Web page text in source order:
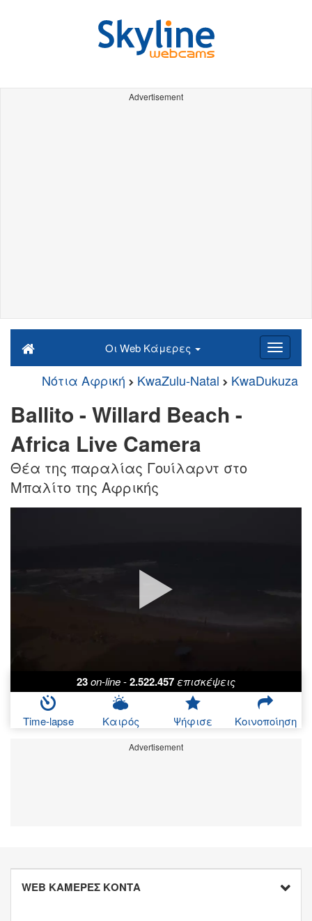
Advertisement
Οι Web Κάμερες
Νότια Αφρική KwaZulu-Natal KwaDukuza
Ballito - Willard Beach -
Africa Live Camera
Θέα της παραλίας Γουίλαρντ στο
Μπαλίτο της Αφρικής
23on-line-2.522.457επισκέψεις
Time-lapse Καιρός Ψήφισε Κοινοποίηση
Advertisement
WEB ΚΑΜΕΡΕΣ ΚΟΝΤΑ